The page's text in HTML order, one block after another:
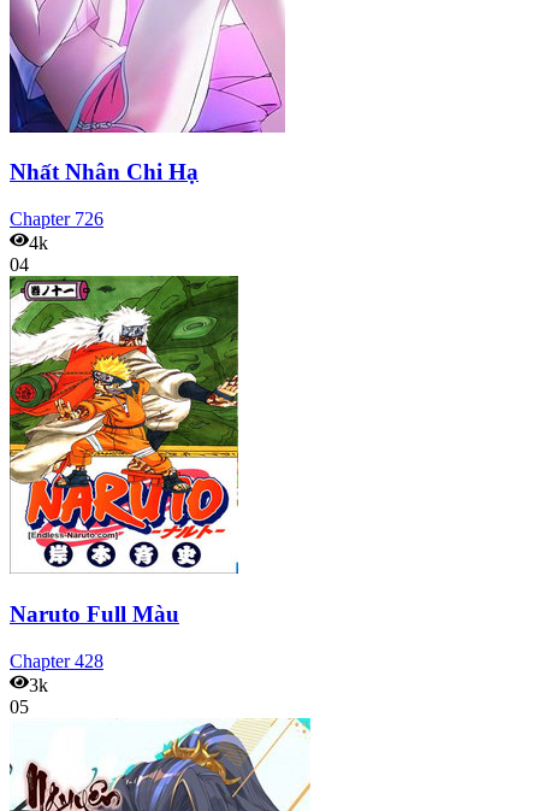
Nhất Nhân Chi Hạ
Chapter 726
4k
04
Naruto Full Màu
Chapter428
3k
05